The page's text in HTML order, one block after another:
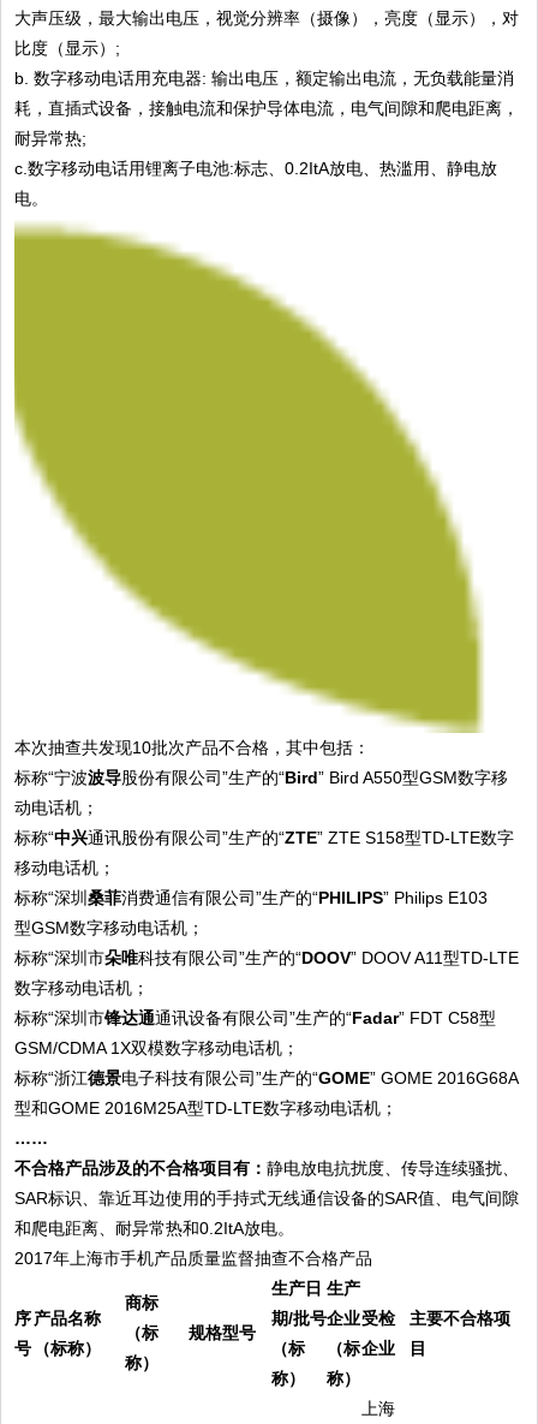
大声压级，最大输出电压，视觉分辨率（摄像），亮度（显示），对
比度（显示）;
b. 数字移动电话用充电器: 输出电压，额定输出电流，无负载能量消
耗，直插式设备，接触电流和保护导体电流，电气间隙和爬电距离，
耐异常热;
c.数字移动电话用锂离子电池:标志、0.2ItA放电、热滥用、静电放
电。
本次抽查共发现10批次产品不合格，其中包括：
标称“宁波波导股份有限公司”生产的“Bird” Bird A550型GSM数字移
动电话机；
标称“中兴通讯股份有限公司”生产的“ZTE” ZTE S158型TD-LTE数字
移动电话机；
标称“深圳桑菲消费通信有限公司”生产的“PHILIPS” Philips E103
型GSM数字移动电话机；
标称“深圳市朵唯科技有限公司”生产的“DOOV” DOOV A11型TD-LTE
数字移动电话机；
标称“深圳市锋达通通讯设备有限公司”生产的“Fadar” FDT C58型
GSM/CDMA 1X双模数字移动电话机；
标称“浙江德景电子科技有限公司”生产的“GOME” GOME 2016G68A
型和GOME 2016M25A型TD-LTE数字移动电话机；
……
不合格产品涉及的不合格项目有：静电放电抗扰度、传导连续骚扰、
SAR标识、靠近耳边使用的手持式无线通信设备的SAR值、电气间隙
和爬电距离、耐异常热和0.2ItA放电。
2017年上海市手机产品质量监督抽查不合格产品
序
号
产品名称
（标称）
商标
（标
称）
规格型号
生产日
期/批号
（标
称）
生产
企业
（标
称）
受检
企业
主要不合格项
目
上海